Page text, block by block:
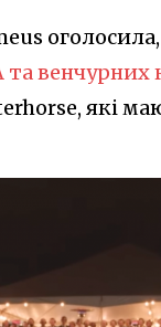
венчурних
які